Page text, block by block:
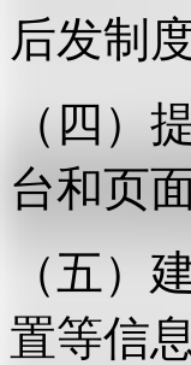
后发制度
（四）
台和页
（五）
置等信